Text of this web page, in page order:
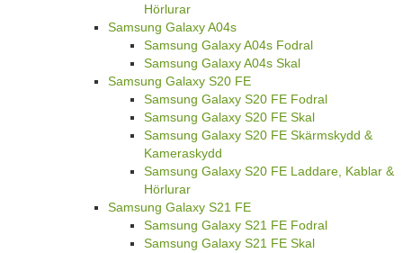
Hörlurar
Samsung Galaxy A04s
Samsung Galaxy A04s Fodral
Samsung Galaxy A04s Skal
Samsung Galaxy S20 FE
Samsung Galaxy S20 FE Fodral
Samsung Galaxy S20 FE Skal
Samsung Galaxy S20 FE Skärmskydd &
Kameraskydd
Samsung Galaxy S20 FE Laddare, Kablar &
Hörlurar
Samsung Galaxy S21 FE
Samsung Galaxy S21 FE Fodral
Samsung Galaxy S21 FE Skal